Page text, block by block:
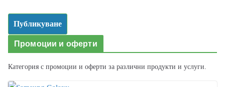
Промоции и оферти
Категория с промоции и оферти за различни продукти и услуги.